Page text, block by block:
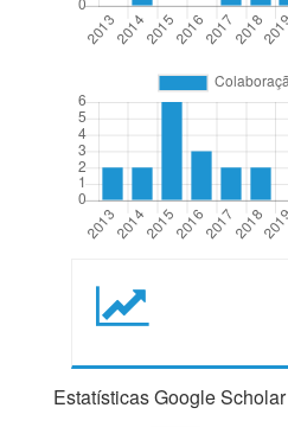
Estatísticas Google Scholar